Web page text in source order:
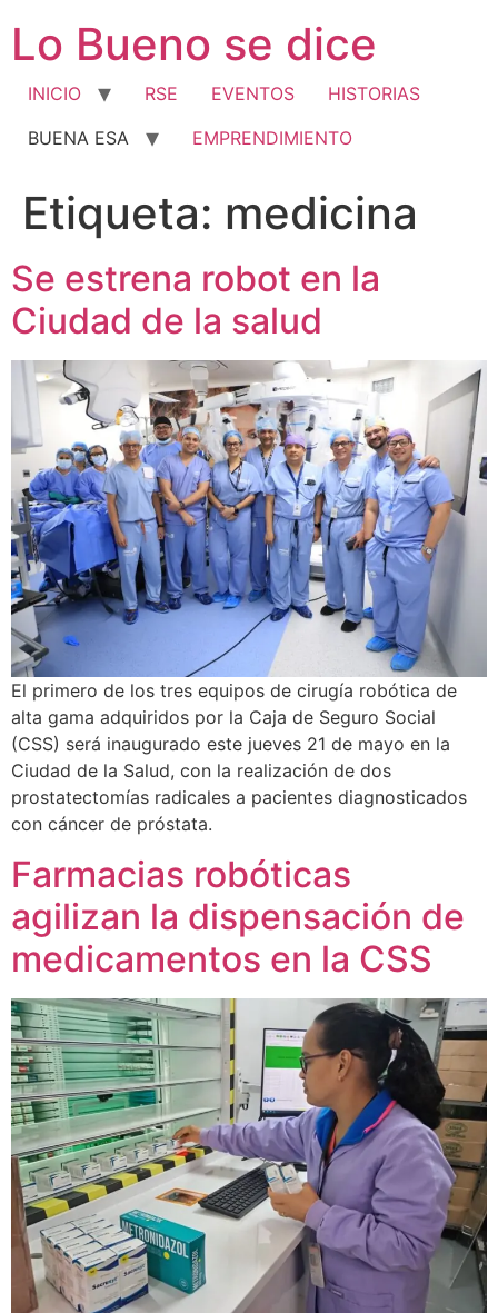
contenido
Lo Bueno se dice
INICIO RSE EVENTOS
HISTORIAS
BUENA ESA
EMPRENDIMIENTO
Etiqueta: medicina
Se estrena robot en la
Ciudad de la salud
El primero de los tres equipos de cirugía robótica de
alta gama adquiridos por la Caja de Seguro Social
(CSS) será inaugurado este jueves 21 de mayo en la
Ciudad de la Salud, con la realización de dos
prostatectomías radicales a pacientes diagnosticados
con cáncer de próstata.
Farmacias robóticas
agilizan la dispensación de
medicamentos en la CSS